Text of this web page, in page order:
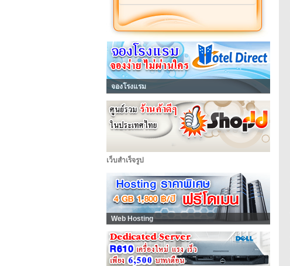
จองโรงแรม
เว็บสำเร็จรูป
Web Hosting